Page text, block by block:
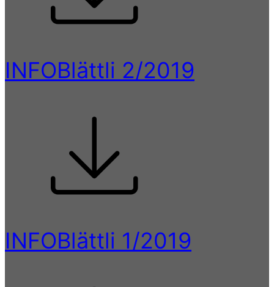
INFOBlättli 2/2019
INFOBlättli 1/2019